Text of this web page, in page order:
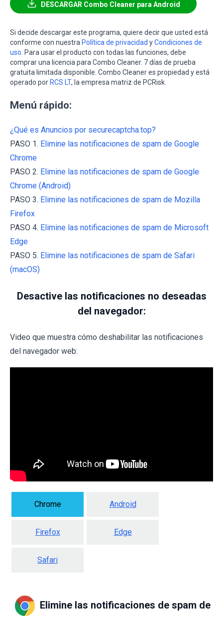
DESCARGAR Combo Cleaner para Android
Si decide descargar este programa, quiere decir que usted está
conforme con nuestra Política de privacidad yCondiciones de
uso . Para usar el producto con todas las funciones, debe
comprar una licencia para Combo Cleaner. 7 días de prueba
gratuita limitada disponible. Combo Cleaner es propiedad y está
operado por RCS LT, la empresa matriz de PCRisk.
Menú rápido:
¿Qué es Anuncios por securecaptcha.top?
PASO 1. Elimine las notificaciones de spam de Google
Chrome
PASO 2. Elimine las notificaciones de spam de Google
Chrome (Android)
PASO 3. Elimine las notificaciones de spam de Mozilla
Firefox
PASO 4. Elimine las notificaciones de spam de Microsoft
Edge
PASO 5. Elimine las notificaciones de spam de Safari
(macOS)
Desactive las notificaciones no deseadas
del navegador:
Video que muestra cómo deshabilitar las notificaciones
del navegador web:
Chrome Android
Firefox Edge
Safari
Elimine las notificaciones de spam de